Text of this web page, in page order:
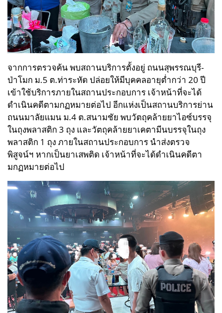
จากการตรวจค้น พบสถานบริการตั้งอยู่ ถนนสุพรรณบุรี-
ป่าโมก ม.5 ต.ท่าระหัด ปล่อยให้มีบุคคลอายุต่ำกว่า 20 ปี
เข้าใช้บริการภายในสถานประกอบการ เจ้าหน้าที่จะได้
ดำเนินคดีตามกฏหมายต่อไป อีกแห่งเป็นสถานบริการย่าน
ถนนมาลัยแมน ม.4 ต.สนามชัย พบวัตถุคล้ายยาไอซ์บรรจุ
ในถุงพลาสติก 3 ถุง และวัตถุคล้ายยาเคตามีนบรรจุในถุง
พลาสติก 1 ถุง ภายในสถานประกอบการ นำส่งตรวจ
พิสูจน์ฯ หากเป็นยาเสพติด เจ้าหน้าที่จะได้ดำเนินคดีตา
มกฏหมายต่อไป